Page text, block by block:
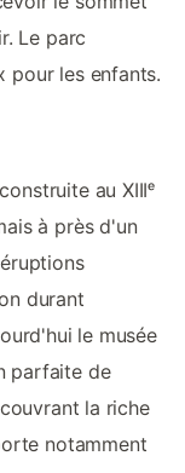
Le parc
pour les enfants.
au XIIIᵉ
à près d'un
durant
le musée
parfaite de
la riche
notamment